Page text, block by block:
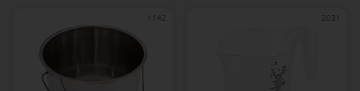
1142 2031